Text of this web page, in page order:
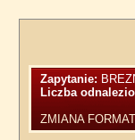
Zapytanie:
Liczba
ZMIANA